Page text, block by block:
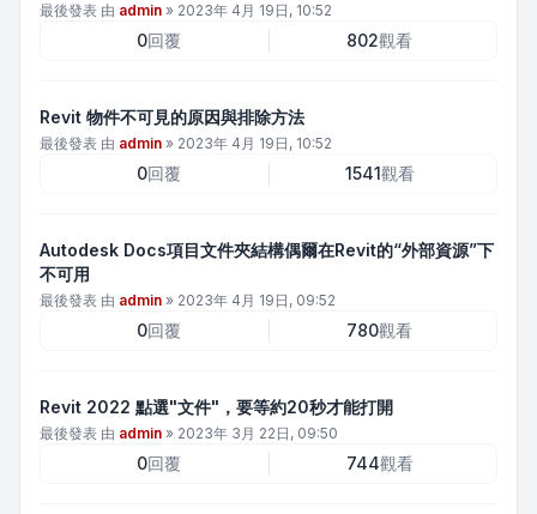
最後發表 由 admin » 2023年 4月 19日, 10:52
0回覆 802觀看
Revit 物件不可見的原因與排除方法
最後發表 由 admin » 2023年 4月 19日, 10:52
0回覆 1541觀看
Autodesk Docs項目文件夾結構偶爾在Revit的“外部資源”下
不可用
最後發表 由 admin » 2023年 4月 19日, 09:52
0回覆 780觀看
Revit 2022 點選"文件"，要等約20秒才能打開
最後發表 由 admin » 2023年 3月 22日, 09:50
0回覆 744觀看